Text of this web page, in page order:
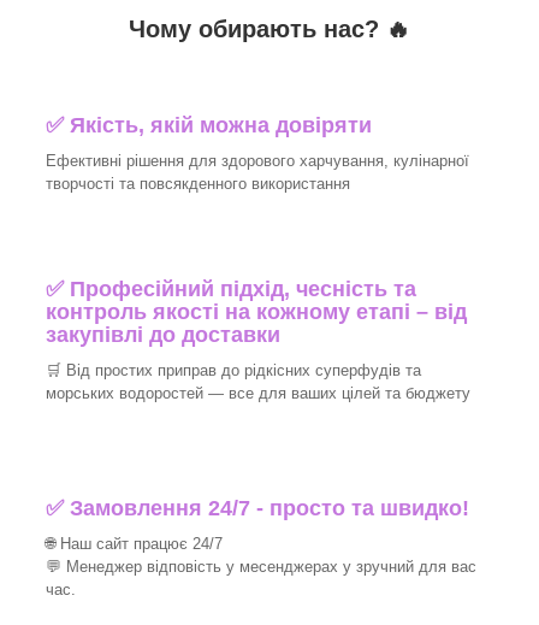
Чому обирають нас? 🔥
✅ Якість, якій можна довіряти
Ефективні рішення для здорового харчування, кулінарної
творчості та повсякденного використання
✅ Професійний підхід, чесність та
контроль якості на кожному етапі – від
закупівлі до доставки
🛒 Від простих приправ до рідкісних суперфудів та
морських водоростей — все для ваших цілей та бюджету
✅ Замовлення 24/7 - просто та швидко!
🌐 Наш сайт працює 24/7
💬 Менеджер відповість у месенджерах у зручний для вас
час.